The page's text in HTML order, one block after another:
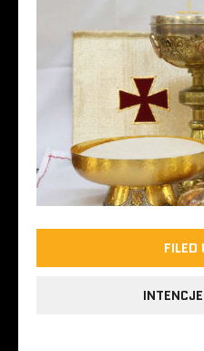
FILED